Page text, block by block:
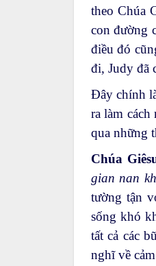
theo Chúa
con đường
điều đó
đi, Judy đã
Đây chính
ra làm
qua những
Chúa
gian nan
tường tận
sống khó
tất cả các
nghĩ về